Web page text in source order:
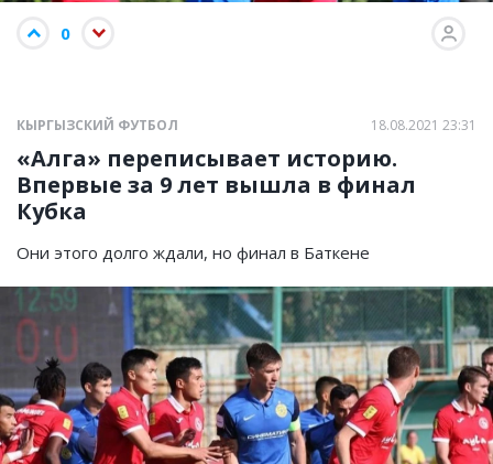
0
КЫРГЫЗСКИЙ ФУТБОЛ 18.08.2021 23:31
«Алга» переписывает историю.
Впервые за 9 лет вышла в финал
Кубка
Они этого долго ждали, но финал в Баткене